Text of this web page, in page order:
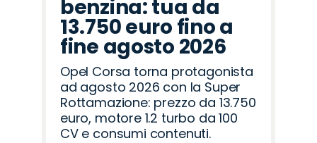
benzina: tua da
13.750 euro fino a
fine agosto 2026
Opel Corsa torna protagonista
ad agosto 2026 con la Super
Rottamazione: prezzo da 13.750
euro, motore 1.2 turbo da 100
CV e consumi contenuti.